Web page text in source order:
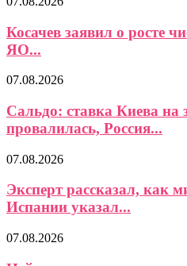
Косачев заявил о росте
ЯО...
07.08.2026
Сальдо: ставка Киева на
провалилась, Россия...
07.08.2026
Эксперт рассказал, как
Испании указал...
07.08.2026